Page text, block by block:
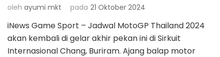
oleh ayumi mkt pada 21 Oktober 2024
iNews Game Sport – Jadwal MotoGP Thailand 2024
akan kembali di gelar akhir pekan ini di Sirkuit
Internasional Chang, Buriram. Ajang balap motor